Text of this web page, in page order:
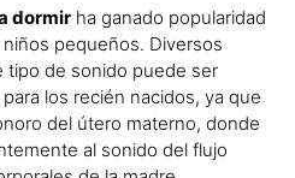
dormir ha ganado popularidad
pequeños. Diversos
de sonido puede ser
los recién nacidos, ya que
del útero materno, donde
al sonido del flujo